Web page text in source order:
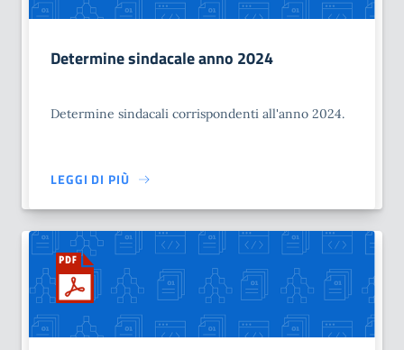
Determine sindacale anno 2024
Determine sindacali corrispondenti all'anno 2024.
LEGGI DI PIÙ